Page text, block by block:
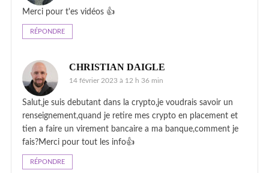
Merci pour t'es vidéos 👍
RÉPONDRE
CHRISTIAN DAIGLE
14 février 2023 à 12 h 36 min
Salut,je suis debutant dans la crypto,je voudrais savoir un
renseignement,quand je retire mes crypto en placement et
tien a faire un virement bancaire a ma banque,comment je
fais?Merci pour tout les info👍
RÉPONDRE